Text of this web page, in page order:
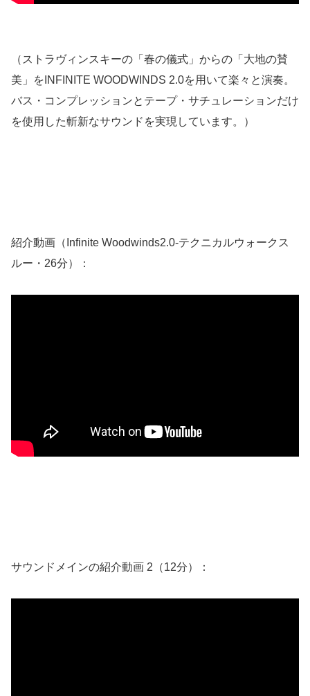
（ストラヴィンスキーの「春の儀式」からの「大地の賛
美」をINFINITE WOODWINDS 2.0を用いて楽々と演奏。
バス・コンプレッションとテープ・サチュレーションだけ
を使用した斬新なサウンドを実現しています。）
紹介動画（Infinite Woodwinds2.0-テクニカルウォークス
ルー・26分）：
サウンドメインの紹介動画 2（12分）：